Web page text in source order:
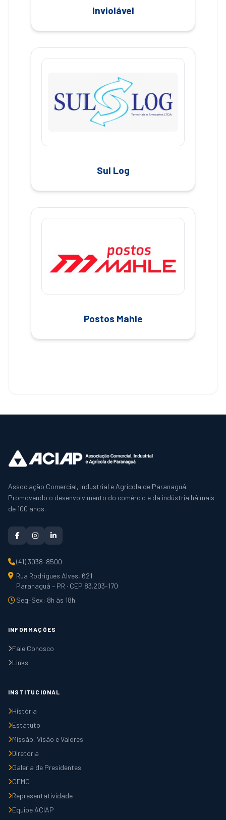
Inviolável
Sul Log
Postos Mahle
Associação Comercial, Industrial e Agrícola de Paranaguá.
Promovendo o desenvolvimento do comércio e da indústria há mais
de 100 anos.
(41) 3038-8500
Rua Rodrigues Alves, 621
Paranaguá – PR · CEP 83.203-170
Seg–Sex: 8h às 18h
INFORMAÇÕES
Fale Conosco
Links
INSTITUCIONAL
História
Estatuto
Missão, Visão e Valores
Diretoria
Galeria de Presidentes
CEMC
Representatividade
Equipe ACIAP